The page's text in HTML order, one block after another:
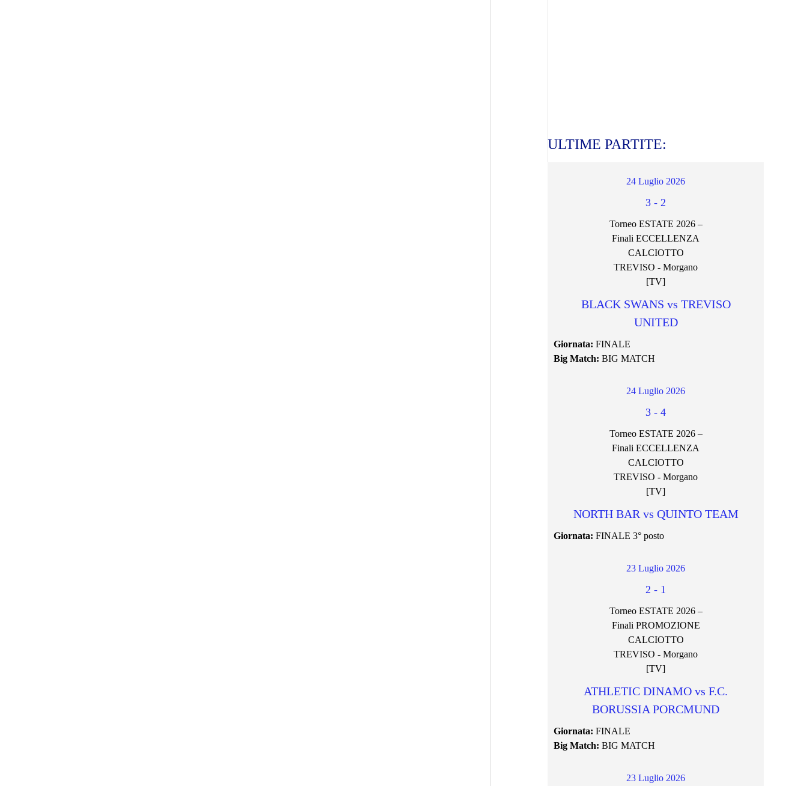
ULTIME PARTITE:
24 Luglio 2026
3 - 2
Torneo ESTATE 2026 –
Finali ECCELLENZA
CALCIOTTO
TREVISO - Morgano
[TV]
BLACK SWANS vs TREVISO
UNITED
Giornata: FINALE
Big Match: BIG MATCH
24 Luglio 2026
3 - 4
Torneo ESTATE 2026 –
Finali ECCELLENZA
CALCIOTTO
TREVISO - Morgano
[TV]
NORTH BAR vs QUINTO TEAM
Giornata: FINALE 3° posto
23 Luglio 2026
2 - 1
Torneo ESTATE 2026 –
Finali PROMOZIONE
CALCIOTTO
TREVISO - Morgano
[TV]
ATHLETIC DINAMO vs F.C.
BORUSSIA PORCMUND
Giornata: FINALE
Big Match: BIG MATCH
23 Luglio 2026